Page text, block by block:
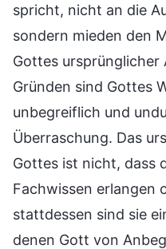
spricht, nicht an die
sondern mieden den
Gottes ursprünglicher
Gründen sind Gottes
unbegreiflich und
Überraschung. Das
Gottes ist nicht, dass
Fachwissen erlangen
stattdessen sind sie
denen Gott von